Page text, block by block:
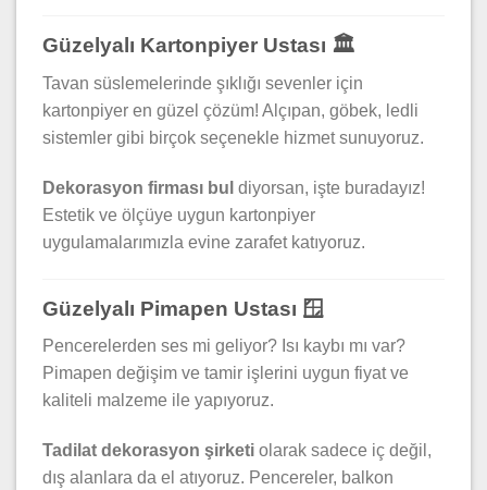
Güzelyalı Kartonpiyer Ustası 🏛️
Tavan süslemelerinde şıklığı sevenler için
kartonpiyer en güzel çözüm! Alçıpan, göbek, ledli
sistemler gibi birçok seçenekle hizmet sunuyoruz.
Dekorasyon firması bul diyorsan, işte buradayız!
Estetik ve ölçüye uygun kartonpiyer
uygulamalarımızla evine zarafet katıyoruz.
Güzelyalı Pimapen Ustası 🪟
Pencerelerden ses mi geliyor? Isı kaybı mı var?
Pimapen değişim ve tamir işlerini uygun fiyat ve
kaliteli malzeme ile yapıyoruz.
Tadilat dekorasyon şirketi olarak sadece iç değil,
dış alanlara da el atıyoruz. Pencereler, balkon